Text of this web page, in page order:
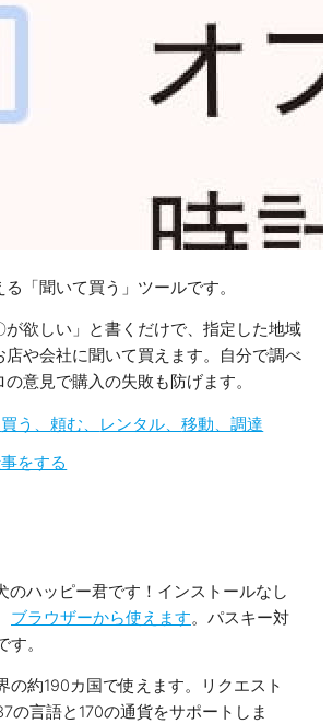
「聞いて買う」ツールです。
が欲しい」と書くだけで、指定した地域
店や会社に聞いて買えます。自分で調べ
意見で購入の失敗も防げます。
買う、頼む、 レンタル、移動、調達
をする︎
のハッピー君です！インストールなし
ブラウザーから使えます。パスキー対
す。
の約190カ国で使えます。リクエスト
の言語と170の通貨をサポートしま